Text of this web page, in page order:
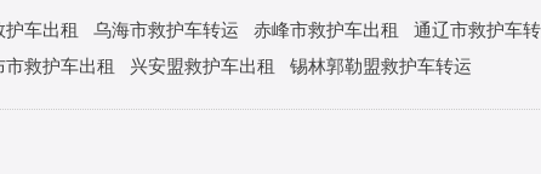
护车出租 乌海市救护车转运 赤峰市救护车出租 通辽市救护车
市救护车出租 兴安盟救护车出租 锡林郭勒盟救护车转运